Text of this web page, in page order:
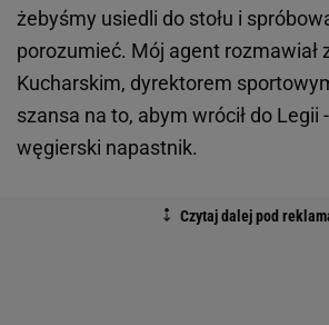
żebyśmy usiedli do stołu i
porozumieć. Mój agent rozmawiał
Kucharskim, dyrektorem
szansa na to, abym wrócił do Legii
węgierski napastnik.